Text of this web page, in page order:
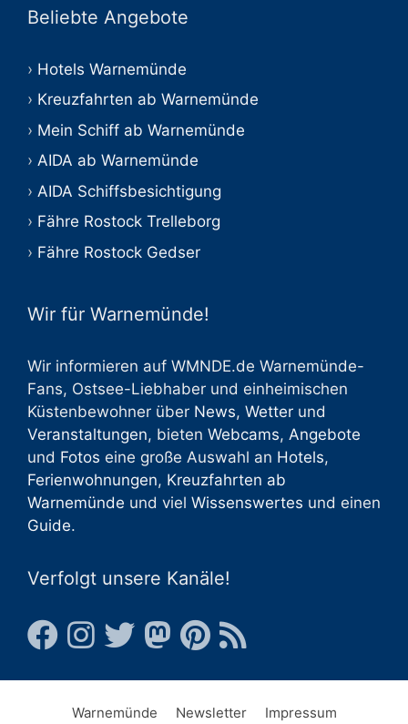
Beliebte Angebote
Hotels Warnemünde
Kreuzfahrten ab Warnemünde
Mein Schiff ab Warnemünde
AIDA ab Warnemünde
AIDA Schiffsbesichtigung
Fähre Rostock Trelleborg
Fähre Rostock Gedser
Wir für Warnemünde!
Wir informieren auf WMNDE.de Warnemünde-
Fans, Ostsee-Liebhaber und einheimischen
Küstenbewohner über News, Wetter und
Veranstaltungen, bieten Webcams, Angebote
und Fotos eine große Auswahl an Hotels,
Ferienwohnungen, Kreuzfahrten ab
Warnemünde und viel Wissenswertes und einen
Guide.
Verfolgt unsere Kanäle!
Warnemünde Newsletter Impressum